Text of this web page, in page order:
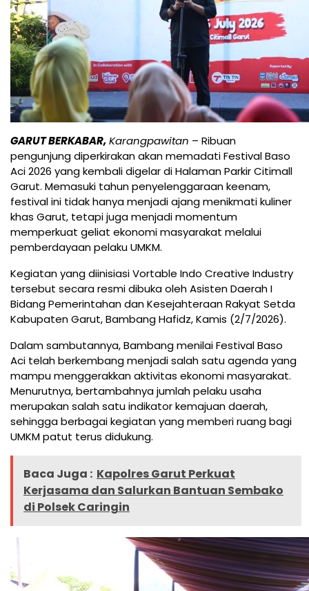
GARUT BERKABAR,Karangpawitan – Ribuan
pengunjung diperkirakan akan memadati Festival Baso
Aci 2026 yang kembali digelar di Halaman Parkir Citimall
Garut. Memasuki tahun penyelenggaraan keenam,
festival ini tidak hanya menjadi ajang menikmati kuliner
khas Garut, tetapi juga menjadi momentum
memperkuat geliat ekonomi masyarakat melalui
pemberdayaan pelaku UMKM.
Kegiatan yang diinisiasi Vortable Indo Creative Industry
tersebut secara resmi dibuka oleh Asisten Daerah I
Bidang Pemerintahan dan Kesejahteraan Rakyat Setda
Kabupaten Garut, Bambang Hafidz, Kamis (2/7/2026).
Dalam sambutannya, Bambang menilai Festival Baso
Aci telah berkembang menjadi salah satu agenda yang
mampu menggerakkan aktivitas ekonomi masyarakat.
Menurutnya, bertambahnya jumlah pelaku usaha
merupakan salah satu indikator kemajuan daerah,
sehingga berbagai kegiatan yang memberi ruang bagi
UMKM patut terus didukung.
Baca Juga : Kapolres Garut Perkuat
Kerjasama dan Salurkan Bantuan Sembako
di Polsek Caringin